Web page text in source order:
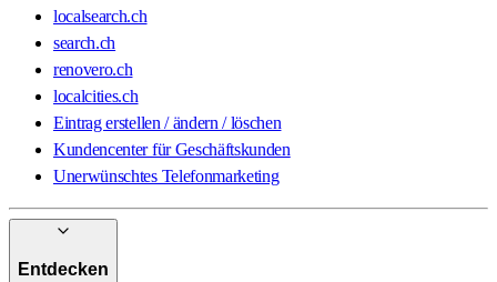
localsearch.ch
search.ch
renovero.ch
localcities.ch
Eintrag erstellen / ändern / löschen
Kundencenter für Geschäftskunden
Unerwünschtes Telefonmarketing
Entdecken